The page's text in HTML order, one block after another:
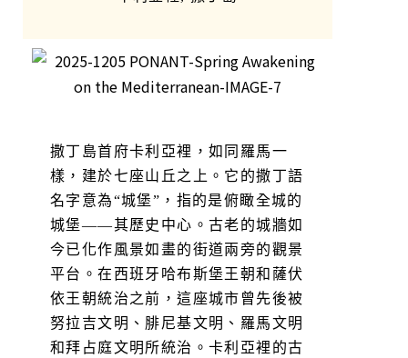
撒丁島首府卡利亞裡，如同羅馬一
樣，建於七座山丘之上。它的撒丁語
名字意為“城堡”，指的是俯瞰全城的
城堡——其歷史中心。古老的城牆如
今已化作風景如畫的街道兩旁的觀景
平台。在西班牙哈布斯堡王朝和薩伏
依王朝統治之前，這座城市曾先後被
努拉吉文明、腓尼基文明、羅馬文明
和拜占庭文明所統治。卡利亞裡的古